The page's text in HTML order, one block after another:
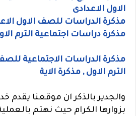
الاول الاعدادى
مذكرة الدراسات للصف الاول
مذكرة دراسات اجتماعية الترم
مذكرة الدراسات الاجتماعية
الترم الاول , مذكرة الاية
والجدير بالذكر ان موقعنا يقدم
بزوارها الكرام حيث نهتم